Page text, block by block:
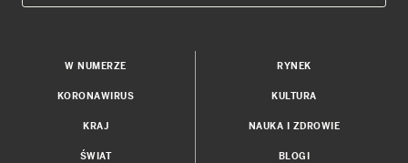
W NUMERZE
KORONAWIRUS
KRAJ
ŚWIAT
RYNEK
KULTURA
NAUKA I ZDROWIE
BLOGI